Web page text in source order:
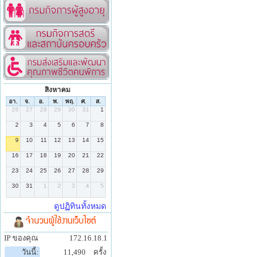
สิงหาคม
จำนวนผู้ใช้งานเว็บไซต์
IP ของคุณ
172.16.18.1
วันนี้:
11,490
ครั้ง